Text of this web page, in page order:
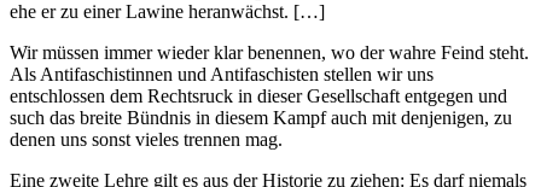
ehe er zu einer Lawine heranwächst. […]
Wir müssen immer wieder klar benennen, wo der wahre Feind steht.
Als Antifaschistinnen und Antifaschisten stellen wir uns
entschlossen dem Rechtsruck in dieser Gesellschaft entgegen und
such das breite Bündnis in diesem Kampf auch mit denjenigen, zu
denen uns sonst vieles trennen mag.
Eine zweite Lehre gilt es aus der Historie zu ziehen: Es darf niemals